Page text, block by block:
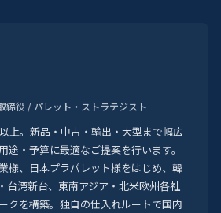
締役 / パレット・ストラテジスト
上。新品・中古・輸出・大型まで幅広
途・予算に最適なご提案を行います。
様、日本プラパレット様をはじめ、韓
台湾新台、東南アジア・北米欧州各社
クを構築。独自の仕入れルートで国内